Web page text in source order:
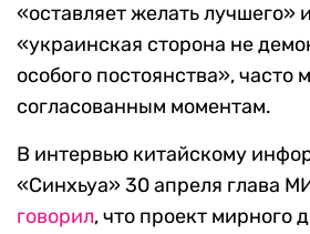
«оставляет желать лучшего»
«украинская сторона не
особого постоянства», часто
согласованным моментам.
В интервью китайскому
«Синхьуа» 30 апреля глава
говорил, что проект мирного